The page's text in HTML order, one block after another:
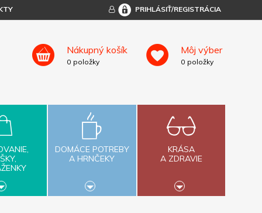
PRIHLÁSIŤ/REGISTRÁCIA
Nákupný košík
0 položky
Môj výber
0 položky
DOMÁCE POTREBY
A HRNČEKY
KRÁSA
A ZDRAVIE